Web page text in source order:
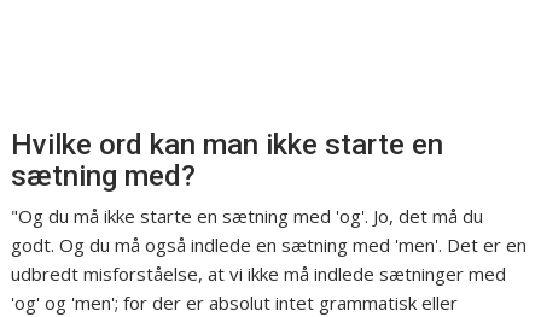
Hvilke ord kan man ikke starte en
sætning med?
"Og du må ikke starte en sætning med 'og'. Jo, det må du
godt. Og du må også indlede en sætning med 'men'. Det er en
udbredt misforståelse, at vi ikke må indlede sætninger med
'og' og 'men'; for der er absolut intet grammatisk eller